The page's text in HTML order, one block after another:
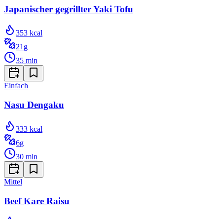
Japanischer gegrillter Yaki Tofu
353 kcal
21 g
35 min
Einfach
Nasu Dengaku
333 kcal
6g
30 min
Mittel
Beef Kare Raisu